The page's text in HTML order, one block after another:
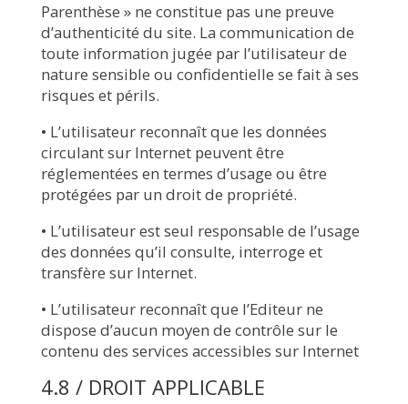
Parenthèse » ne constitue pas une preuve
d’authenticité du site. La communication de
toute information jugée par l’utilisateur de
nature sensible ou confidentielle se fait à ses
risques et périls.
• L’utilisateur reconnaît que les données
circulant sur Internet peuvent être
réglementées en termes d’usage ou être
protégées par un droit de propriété.
• L’utilisateur est seul responsable de l’usage
des données qu’il consulte, interroge et
transfère sur Internet.
• L’utilisateur reconnaît que l’Editeur ne
dispose d’aucun moyen de contrôle sur le
contenu des services accessibles sur Internet
4.8 / DROIT APPLICABLE